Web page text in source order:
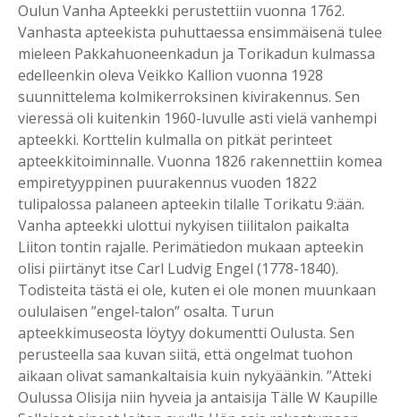
Oulun Vanha Apteekki perustettiin vuonna 1762.
Vanhasta apteekista puhuttaessa ensimmäisenä tulee
mieleen Pakkahuoneenkadun ja Torikadun kulmassa
edelleenkin oleva Veikko Kallion vuonna 1928
suunnittelema kolmikerroksinen kivirakennus. Sen
vieressä oli kuitenkin 1960-luvulle asti vielä vanhempi
apteekki. Korttelin kulmalla on pitkät perinteet
apteekkitoiminnalle. Vuonna 1826 rakennettiin komea
empiretyyppinen puurakennus vuoden 1822
tulipalossa palaneen apteekin tilalle Torikatu 9:ään.
Vanha apteekki ulottui nykyisen tiilitalon paikalta
Liiton tontin rajalle. Perimätiedon mukaan apteekin
olisi piirtänyt itse Carl Ludvig Engel (1778-1840).
Todisteita tästä ei ole, kuten ei ole monen muunkaan
oululaisen ”engel-talon” osalta. Turun
apteekkimuseosta löytyy dokumentti Oulusta. Sen
perusteella saa kuvan siitä, että ongelmat tuohon
aikaan olivat samankaltaisia kuin nykyäänkin. ”Atteki
Oulussa Olisija niin hyveia ja antaisija Tälle W Kaupille